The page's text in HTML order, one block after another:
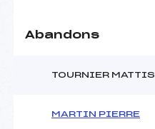
Abandons
TOURNIER MATTIS
MARTIN PIERRE